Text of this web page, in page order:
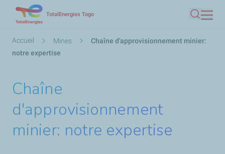
contenu
TotalEnergies Togo
Fil
d'Ariane
Accueil Mines
Chaîne d'approvisionnement minier:
notre expertise
Chaîne
d'approvisionnement
minier: notre expertise